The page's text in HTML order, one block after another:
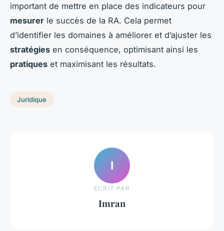
important de mettre en place des indicateurs pour
mesurer le succès de la RA. Cela permet
d’identifier les domaines à améliorer et d’ajuster les
stratégies en conséquence, optimisant ainsi les
pratiques et maximisant les résultats.
Juridique
I
ECRIT PAR
Imran